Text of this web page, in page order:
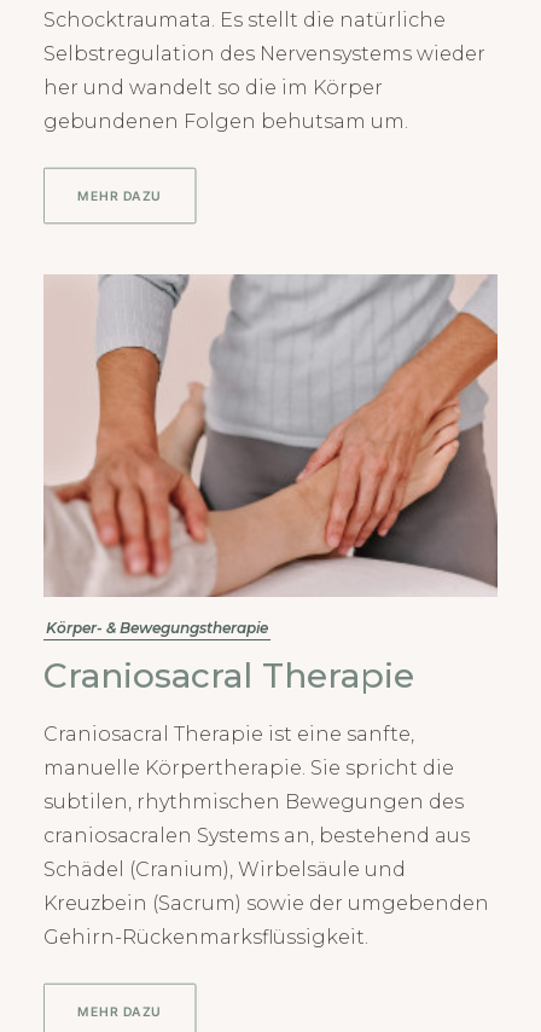
Schocktraumata. Es stellt die natürliche
Selbstregulation des Nervensystems wieder
her und wandelt so die im Körper
gebundenen Folgen behutsam um.
MEHR DAZU
Körper- & Bewegungstherapie
Craniosacral Therapie
Craniosacral Therapie ist eine sanfte,
manuelle Körpertherapie. Sie spricht die
subtilen, rhythmischen Bewegungen des
craniosacralen Systems an, bestehend aus
Schädel (Cranium), Wirbelsäule und
Kreuzbein (Sacrum) sowie der umgebenden
Gehirn-Rückenmarksflüssigkeit.
MEHR DAZU